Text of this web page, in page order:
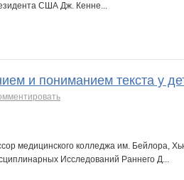
США Дж. Кенне...
и пониманием текста у
медицинского колледжа им. Бейлора,
Исследований Раннего Д...